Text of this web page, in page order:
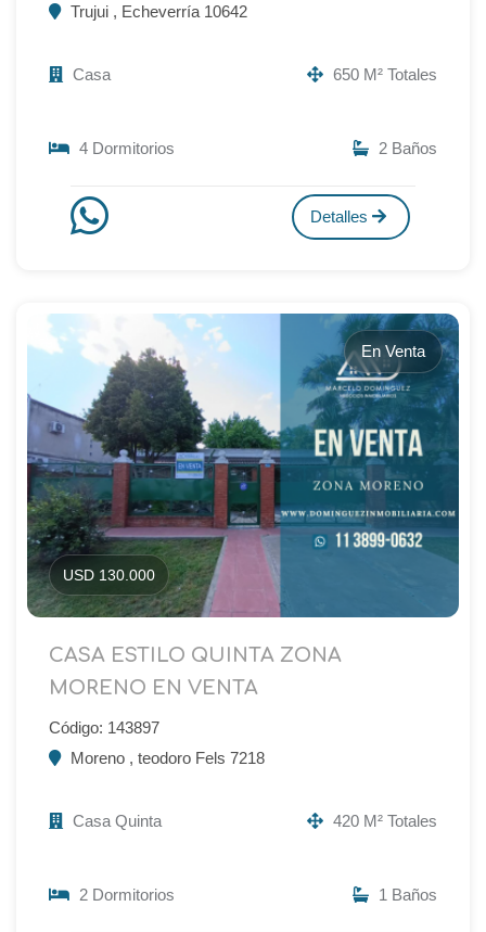
Trujui , Echeverría 10642
Casa 650 M² Totales
4 Dormitorios 2 Baños
Detalles
En Venta
USD 130.000
CASA ESTILO QUINTA ZONA
MORENO EN VENTA
Código: 143897
Moreno , teodoro Fels 7218
Casa Quinta 420 M² Totales
2 Dormitorios 1 Baños